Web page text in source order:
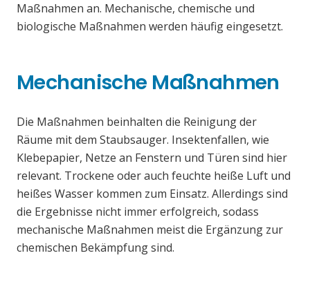
Maßnahmen an. Mechanische, chemische und
biologische Maßnahmen werden häufig eingesetzt.
Mechanische Maßnahmen
Die Maßnahmen beinhalten die Reinigung der
Räume mit dem Staubsauger. Insektenfallen, wie
Klebepapier, Netze an Fenstern und Türen sind hier
relevant. Trockene oder auch feuchte heiße Luft und
heißes Wasser kommen zum Einsatz. Allerdings sind
die Ergebnisse nicht immer erfolgreich, sodass
mechanische Maßnahmen meist die Ergänzung zur
chemischen Bekämpfung sind.